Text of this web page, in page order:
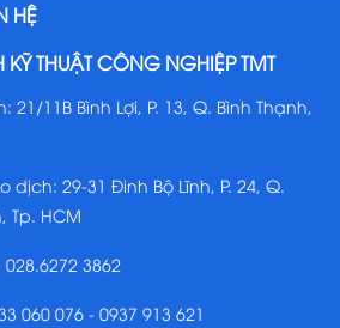
HỆ
THUẬT CÔNG NGHIỆP TMT
21/11B Bình Lợi, P. 13, Q. Bình Thạnh,
dịch: 29-31 Đinh Bộ Lĩnh, P. 24, Q.
Tp. HCM
3862
060 076 - 0937 913 621